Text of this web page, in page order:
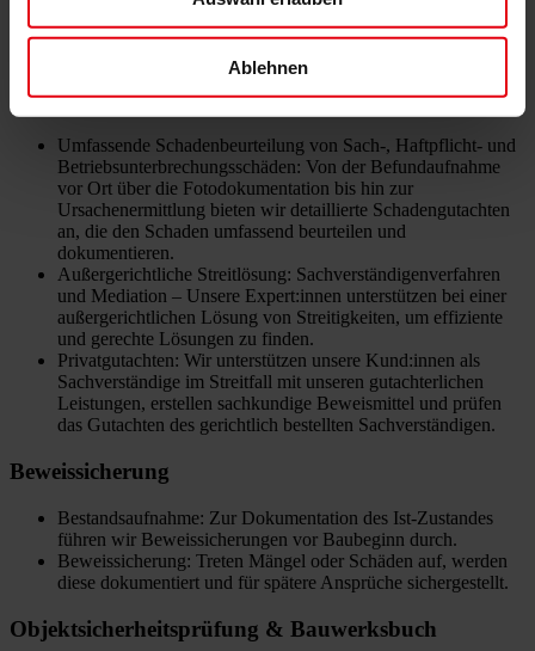
Ablehnen
Gutachten zur Restnutzungsdauer für Steuerberater:innen und
Immobilientreuhänder:innen sowie zur steuerlichen
Schadengutachten
Umfassende Schadenbeurteilung von Sach-, Haftpflicht- und
Betriebsunterbrechungsschäden: Von der Befundaufnahme
vor Ort über die Fotodokumentation bis hin zur
Ursachenermittlung bieten wir detaillierte Schadengutachten
an, die den Schaden umfassend beurteilen und
dokumentieren.
Außergerichtliche Streitlösung: Sachverständigenverfahren
und Mediation – Unsere Expert:innen unterstützen bei einer
außergerichtlichen Lösung von Streitigkeiten, um effiziente
und gerechte Lösungen zu finden.
Privatgutachten: Wir unterstützen unsere Kund:innen als
Sachverständige im Streitfall mit unseren gutachterlichen
Leistungen, erstellen sachkundige Beweismittel und prüfen
das Gutachten des gerichtlich bestellten Sachverständigen.
Beweissicherung
Bestandsaufnahme: Zur Dokumentation des Ist-Zustandes
führen wir Beweissicherungen vor Baubeginn durch.
Beweissicherung: Treten Mängel oder Schäden auf, werden
diese dokumentiert und für spätere Ansprüche sichergestellt.
Objektsicherheitsprüfung & Bauwerksbuch